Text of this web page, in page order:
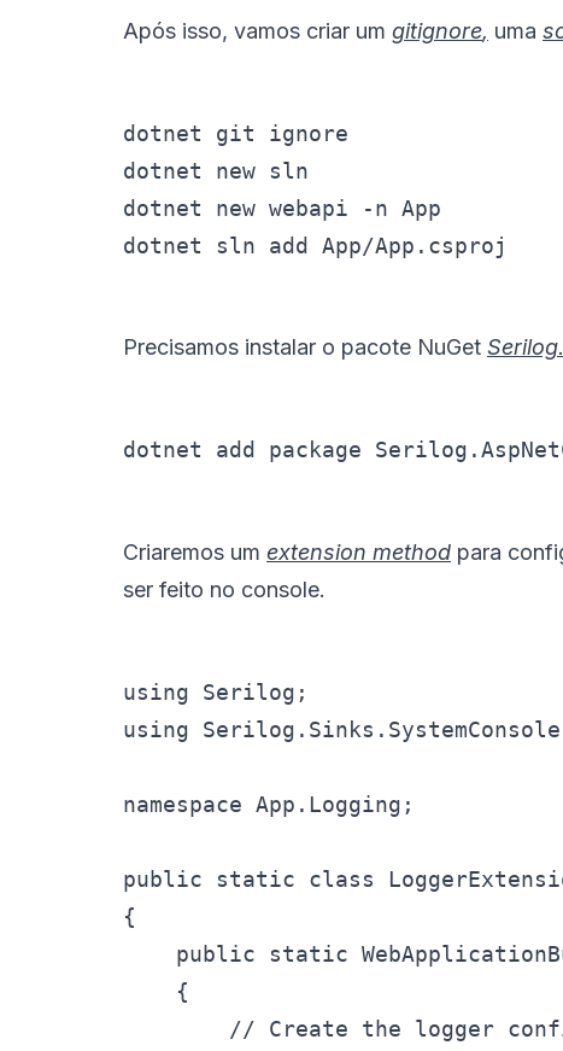
Após isso, vamos criar um gitignore, uma
dotnet git ignore
dotnet new sln
dotnet new webapi -n App
dotnet sln add App/App.csproj
Precisamos instalar o pacote NuGet
dotnet add package
Criaremos um extension method para
ser feito no console.
using Serilog;
using
namespace App.Logging;
public static class
{
public static
    {
// Create the logger